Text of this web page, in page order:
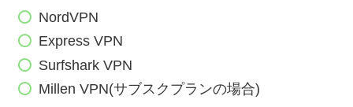
NordVPN
Express VPN
Surfshark VPN
Millen VPN(サブスクプランの場合)